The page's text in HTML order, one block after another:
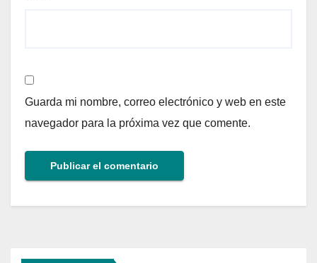
Guarda mi nombre, correo electrónico y web en este
navegador para la próxima vez que comente.